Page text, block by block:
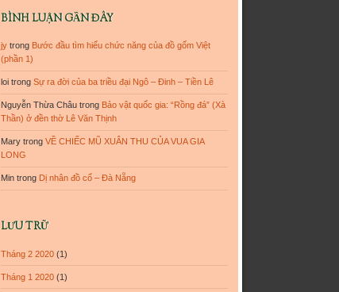
BÌNH LUẬN GẦN ĐÂY
jy trong Bước đầu tìm hiểu chức năng của đồ gốm Việt
(phần 1)
loi trongSự ra đời của ba triều đại Ngô – Đinh – Tiền Lê
Nguyễn Thừa Châu trong Bảo vật quốc gia: “Rồng đá” (Xà
Thần) ở đền thờ Lê Văn Thịnh
Mary trongVỀ CHIẾC MŨ XUÂN THU CỦA VUA GIA
LONG
Min trong Dị nhân đồ cổ – Đà Nẵng
LƯU TRỮ
Tháng 2 2020 (1)
Tháng 1 2020 (1)